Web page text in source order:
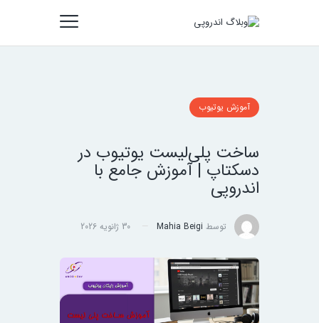
آموزش یوتیوب
ساخت پلی‌لیست یوتیوب در
دسکتاپ | آموزش جامع با
اندروپی
توسط Mahia Beigi